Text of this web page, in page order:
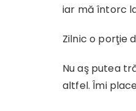
iar mă întorc
Zilnic o porţie
Nu aş putea
altfel. Îmi